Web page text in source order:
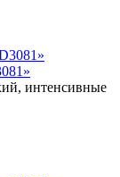
интенсивные